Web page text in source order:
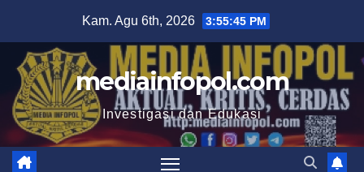
content
Kam. Agu 6th, 2026 3:55:46 PM
mediainfopol.com
Investigasi dan Edukasi